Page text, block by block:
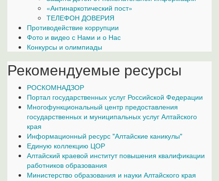
«Антинаркотический пост»
ТЕЛЕФОН ДОВЕРИЯ
Противодействие коррупции
Фото и видео с Нами и о Нас
Конкурсы и олимпиады
Рекомендуемые ресурсы
РОСКОМНАДЗОР
Портал государственных услуг Российской Федерации
Многофункциональный центр предоставления
государственных и муниципальных услуг Алтайского
края
Информационный ресурс "Алтайские каникулы"
Единую коллекцию ЦОР
Алтайский краевой институт повышения квалификации
работников образования
Министерство образования и науки Алтайского края